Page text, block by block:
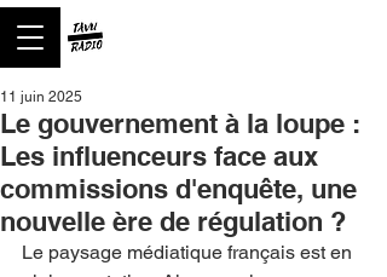
Le gouvernement à la loupe :
Les influenceurs face aux
commissions d'enquête, une
nouvelle ère de régulation ?
11 juin 2025
Le paysage médiatique français est en